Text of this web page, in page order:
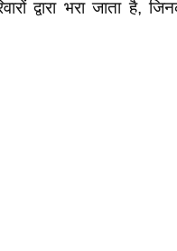
द्वारा भरा जाता है,